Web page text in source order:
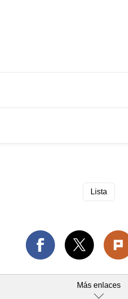
Lista
Más enlaces